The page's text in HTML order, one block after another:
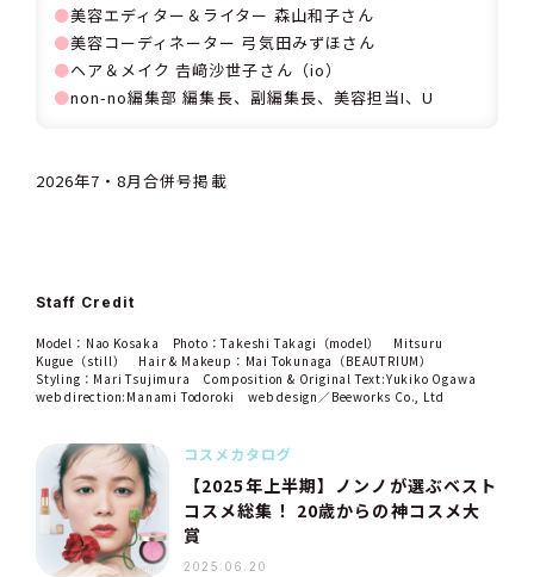
⚫美容エディター＆ライター 森山和子さん
⚫美容コーディネーター 弓気田みずほさん
⚫ヘア＆メイク 𠮷﨑沙世子さん（io）
⚫non-no編集部 編集長、副編集長、美容担当I、U
2026年7・8月合併号掲載
Staff Credit
Model：Nao Kosaka Photo：Takeshi Takagi（model） Mitsuru
Kugue（still） Hair & Makeup：Mai Tokunaga（BEAUTRIUM）
Styling：Mari Tsujimura Composition & Original Text:Yukiko Ogawa
web direction:Manami Todoroki web design／Beeworks Co., Ltd
コスメカタログ
【2025年上半期】ノンノが選ぶベスト
コスメ総集！ 20歳からの神コスメ大
賞
2025.06.20